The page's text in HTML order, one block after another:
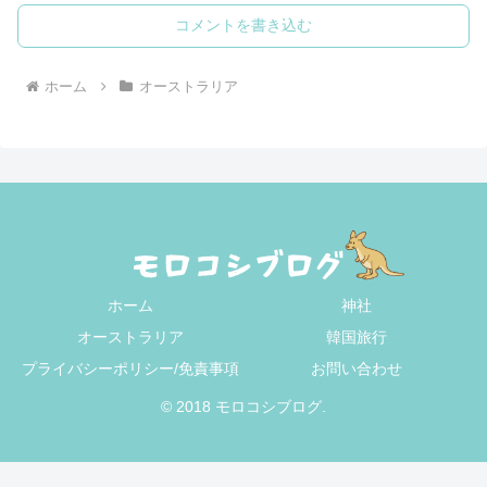
コメントを書き込む
ホーム オーストラリア
ホーム
神社
オーストラリア
韓国旅行
プライバシーポリシー/免責事項
お問い合わせ
© 2018 モロコシブログ.